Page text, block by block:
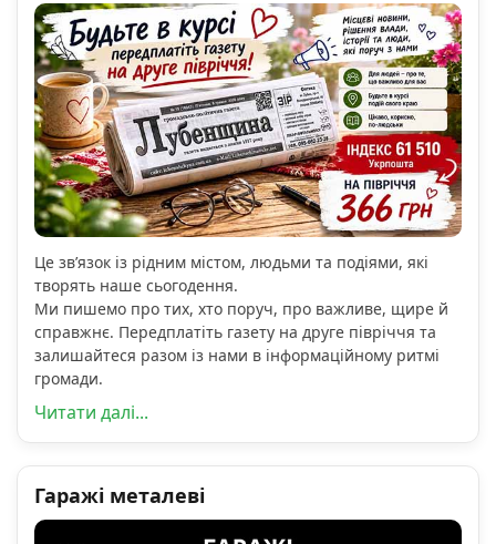
Це зв’язок із рідним містом, людьми та подіями, які
творять наше сьогодення.
Ми пишемо про тих, хто поруч, про важливе, щире й
справжнє. Передплатіть газету на друге півріччя та
залишайтеся разом із нами в інформаційному ритмі
громади.
Читати далі...
Гаражі металеві